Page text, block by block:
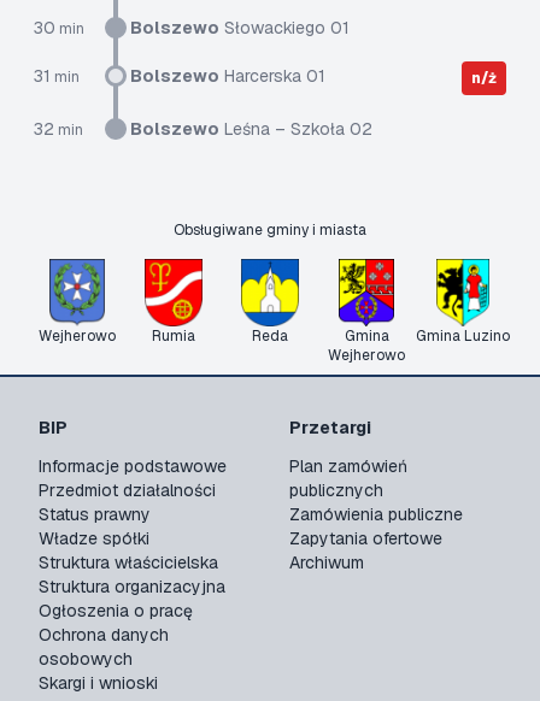
30 min Bolszewo Słowackiego 01
31 min Bolszewo Harcerska 01 n/ż
32 min Bolszewo Leśna – Szkoła 02
Obsługiwane gminy i miasta
Wejherowo Rumia Reda
Gmina
Wejherowo
Gmina Luzino
BIP
Informacje podstawowe
Przedmiot działalności
Status prawny
Władze spółki
Struktura właścicielska
Struktura organizacyjna
Ogłoszenia o pracę
Ochrona danych
osobowych
Skargi i wnioski
Przetargi
Plan zamówień
publicznych
Zamówienia publiczne
Zapytania ofertowe
Archiwum